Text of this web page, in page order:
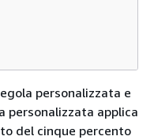
personalizzata e
personalizzata applica
del cinque percento